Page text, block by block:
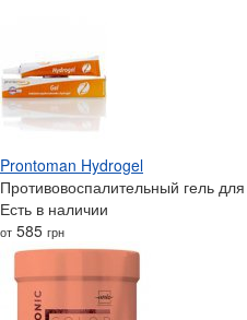
Prontoman Hydrogel
Противовоспалительный гель для
Есть в наличии
от 585 грн